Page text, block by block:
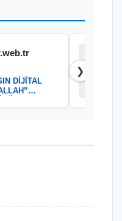
DİJİTAL
❯